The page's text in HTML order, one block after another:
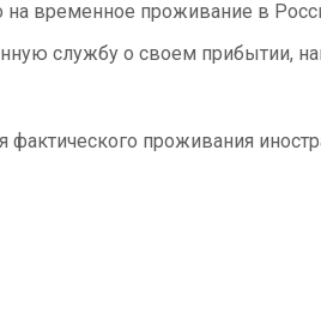
на временное проживание в
службу о своем прибытии,
проживания